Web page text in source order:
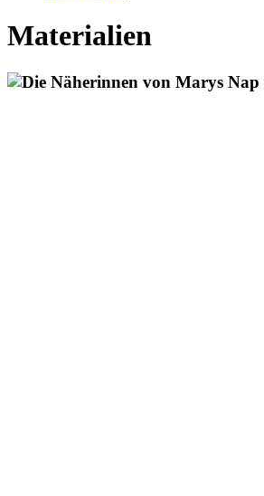
Materialien